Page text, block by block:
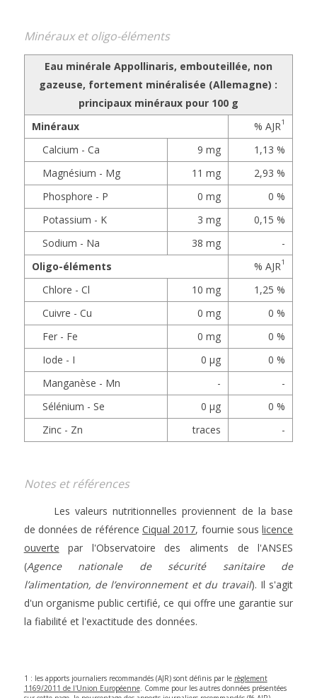
Minéraux et oligo-éléments
Eau minérale Appollinaris, embouteillée, non
gazeuse, fortement minéralisée (Allemagne) :
principaux minéraux pour 100 g
Minéraux
% AJR1
Calcium - Ca 9 mg
1,13 %
Magnésium - Mg
11 mg
2,93 %
Phosphore - P
0 mg
0 %
Potassium - K
3 mg
0,15 %
Sodium - Na
38 mg
-
Oligo-éléments
% AJR1
Chlore - Cl 10 mg
1,25 %
Cuivre - Cu
0 mg
0 %
Fer - Fe
0 mg
0 %
Iode - I
0 µg
0 %
Manganèse - Mn
-
-
Sélénium - Se
0 µg
0 %
Zinc - Zn
traces -
Notes et références
Les valeurs nutritionnelles proviennent de la base
de données de référence Ciqual 2017, fournie souslicence
ouverte par l'Observatoire des aliments de l'ANSES
(Agence nationale de sécurité sanitaire de
l’alimentation, de l’environnement et du travail). Il s'agit
d'un organisme public certifié, ce qui offre une garantie sur
la fiabilité et l'exactitude des données.
1 : les apports journaliers recommandés (AJR) sont définis par le règlement
1169/2011 de l'Union Européenne. Comme pour les autres données présentées